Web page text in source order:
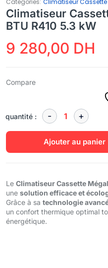
Categories: Climatiseur Cassette
Climatiseur
BTU R410 5.3 kW
9 280,00 DH
Compare
quantité :
Ajouter au panier
Le Climatiseur Cassette
une solution efficace et
Grâce à sa technologie
un confort thermique optimal
énergétique.